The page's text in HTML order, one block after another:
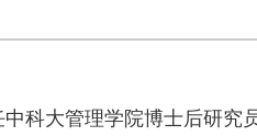
科大管理学院博士后研究员